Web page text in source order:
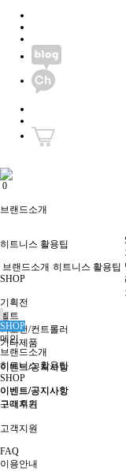
0
브랜드소개
히트니스 활용팁
SHOP
기획전
벨트
리모컨/컨트롤러
기타제품
이벤트/공지사항
이벤트/공지사항
구매후기
고객지원
FAQ
이용안내
브랜드소개 히트니스 활용팁
SHOP
메인
브랜드소개
히트니스 활용팁
SHOP
이벤트/공지사항
고객지원